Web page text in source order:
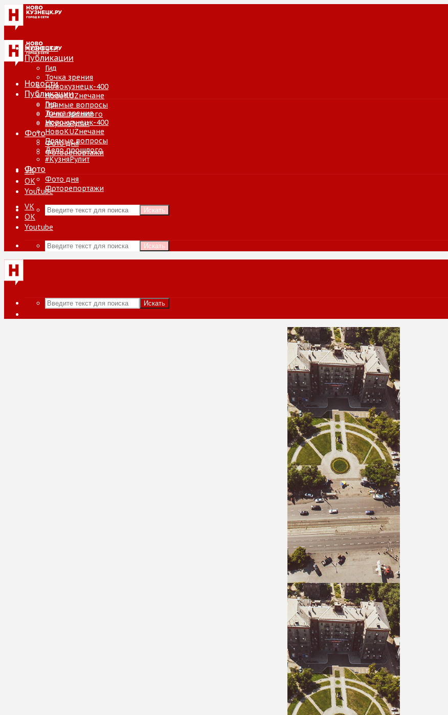
Новости
Публикации
Гид
Точка зрения
Новокузнецк-400
НовоKUZнечане
Прямые вопросы
Дело прошлого
#КузняРулит
Фото
Фото дня
Фоторепортажи
VK
ОК
Youtube
Искать
Новости
Публикации
Гид
Точка зрения
Новокузнецк-400
НовоKUZнечане
Прямые вопросы
Дело прошлого
#КузняРулит
Фото
Фото дня
Фоторепортажи
VK
ОК
Youtube
Искать
Искать